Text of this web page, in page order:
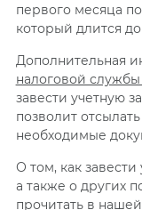
первого месяца
который длится до
Дополнительная
налоговой службы
завести учетную
позволит
необходимые
О том, как завести
а также о других
прочитать в нашей